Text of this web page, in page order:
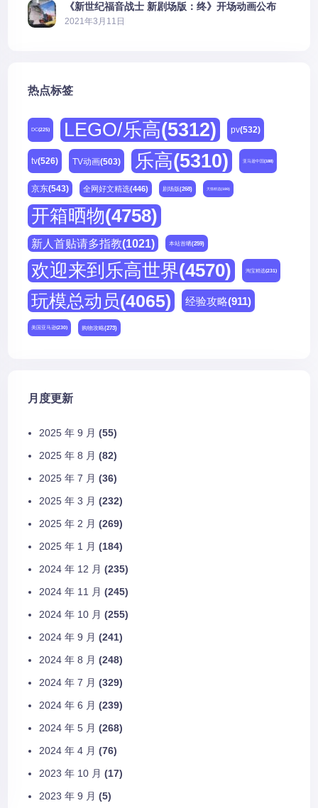
《新世纪福音战士 新剧场版：终》开场动画公布
2021年3月11日
热点标签
DC(225) LEGO/乐高(5312) pv(532)
tv(526) TV动画(503) 乐高(5310) 亚马逊中国(188)
京东(543) 全网好文精选(446) 剧场版(268) 天猫精选(180)
开箱晒物(4758)
新人首贴请多指教(1021) 本站首晒(259)
欢迎来到乐高世界(4570) 淘宝精选(231)
玩模总动员(4065) 经验攻略(911)
美国亚马逊(230) 购物攻略(273)
月度更新
2025 年 9 月 (55)
2025 年 8 月 (82)
2025 年 7 月 (36)
2025 年 3 月 (232)
2025 年 2 月 (269)
2025 年 1 月 (184)
2024 年 12 月 (235)
2024 年 11 月 (245)
2024 年 10 月 (255)
2024 年 9 月 (241)
2024 年 8 月 (248)
2024 年 7 月 (329)
2024 年 6 月 (239)
2024 年 5 月 (268)
2024 年 4 月 (76)
2023 年 10 月 (17)
2023 年 9 月 (5)